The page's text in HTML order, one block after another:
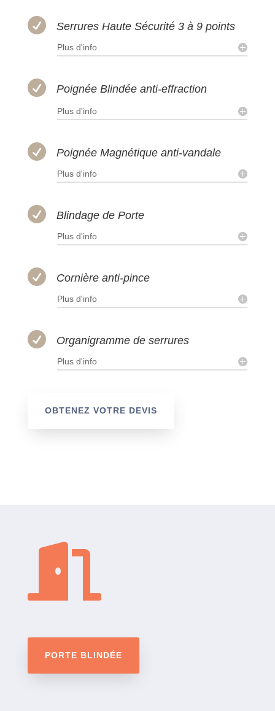
 Serrures Haute Sécurité 3 à 9 points
Plus d'info
 Poignée Blindée anti-effraction
Plus d'info
 Poignée Magnétique anti-vandale
Plus d'info
 Blindage de Porte
Plus d'info
 Cornière anti-pince
Plus d'info
 Organigramme de serrures
Plus d'info
OBTENEZ VOTRE DEVIS

PORTE BLINDÉE